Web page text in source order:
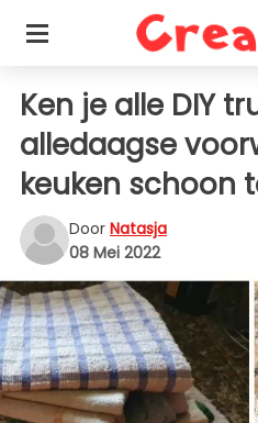
Ken je alle DIY
alledaagse
keuken schoon
Door Natasja
08 Mei 2022